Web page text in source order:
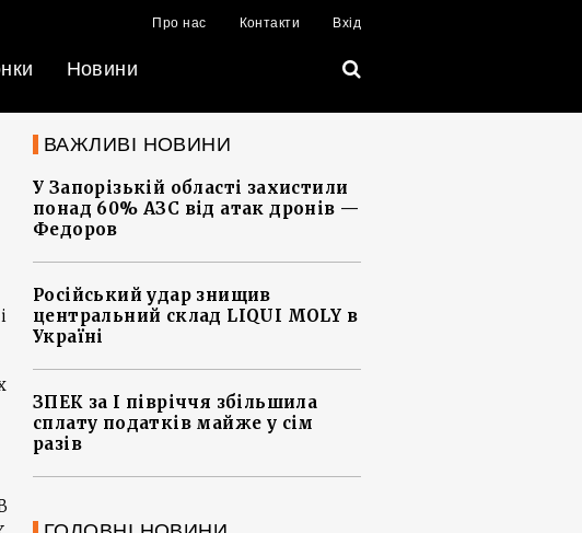
Про нас Контакти Вхід
Новини
ВАЖЛИВІ НОВИНИ
У Запорізькій області захистили
понад 60% АЗС від атак дронів —
Федоров
Російський удар знищив
центральний склад LIQUI MOLY в
Україні
ЗПЕК за І півріччя збільшила
сплату податків майже у сім
разів